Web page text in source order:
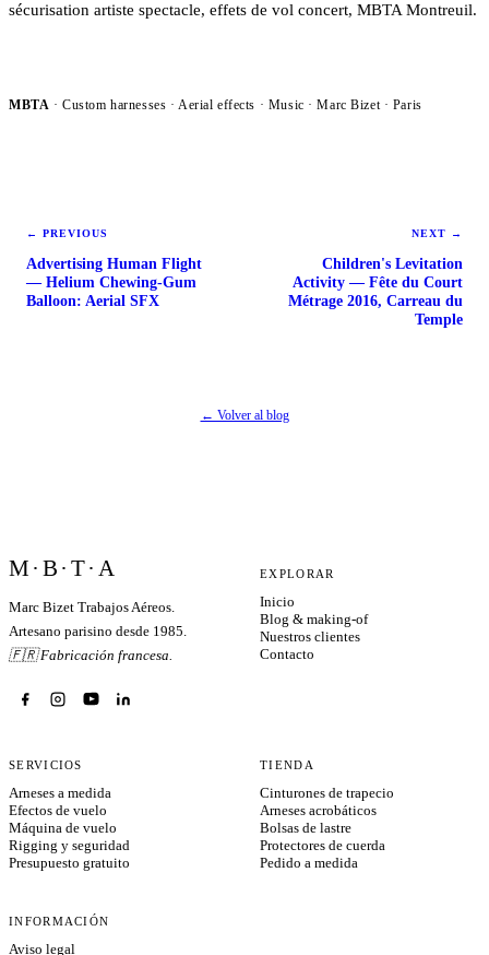
sécurisation artiste spectacle, effets de vol concert, MBTA Montreuil.
MBTA · Custom harnesses · Aerial effects · Music · Marc Bizet · Paris
←PREVIOUS
Advertising Human Flight
— Helium Chewing-Gum
Balloon: Aerial SFX
NEXT →
Children's Levitation
Activity — Fête du Court
Métrage 2016, Carreau du
Temple
← Volver al blog
M·B·T·A
Marc Bizet Trabajos Aéreos.
Artesano parisino desde 1985.
🇫🇷 Fabricación francesa.
EXPLORAR
Inicio
Blog & making-of
Nuestros clientes
Contacto
SERVICIOS
Arneses a medida
Efectos de vuelo
Máquina de vuelo
Rigging y seguridad
Presupuesto gratuito
TIENDA
Cinturones de trapecio
Arneses acrobáticos
Bolsas de lastre
Protectores de cuerda
Pedido a medida
INFORMACIÓN
Aviso legal